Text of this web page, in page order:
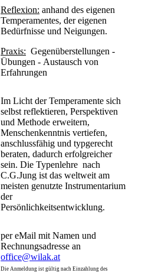
Reflexion: anhand des eigenen
Temperamentes, der eigenen
Bedürfnisse und Neigungen.
Praxis: Gegenüberstellungen -
Übungen - Austausch von
Erfahrungen
Im Licht der Temperamente sich
selbst reflektieren, Perspektiven
und Methode erweitern,
Menschenkenntnis vertiefen,
anschlussfähig und typgerecht
beraten, dadurch erfolgreicher
sein. Die Typenlehre nach
C.G.Jung ist das weltweit am
meisten genutzte Instrumentarium
der
Persönlichkeitsentwicklung.
per eMail mit Namen und
Rechnungsadresse an
office@wilak.at
Die Anmeldung ist gültig nach Einzahlung des